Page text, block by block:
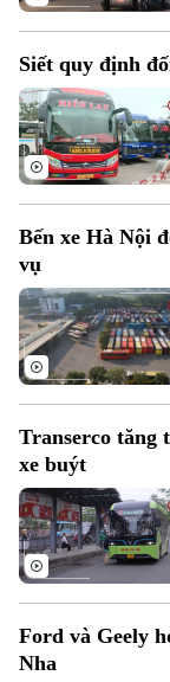
Chuyên mục
Thời sự
Hà Nội
Hà Nội
Nhịp sống Hà Nội
Người Hà Nội
Siết quy định
Bến xe Hà Nội
vụ
Transerco tăng
xe buýt
Ford và Geely
Nha